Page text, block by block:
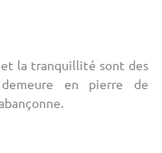
4.7 (7)